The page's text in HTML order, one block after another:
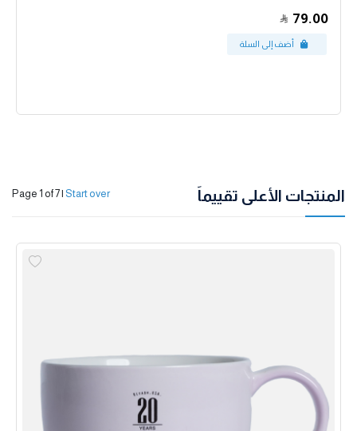
79.00
المنتجات الأعلى تقييماً Page 1 of 7| Start over